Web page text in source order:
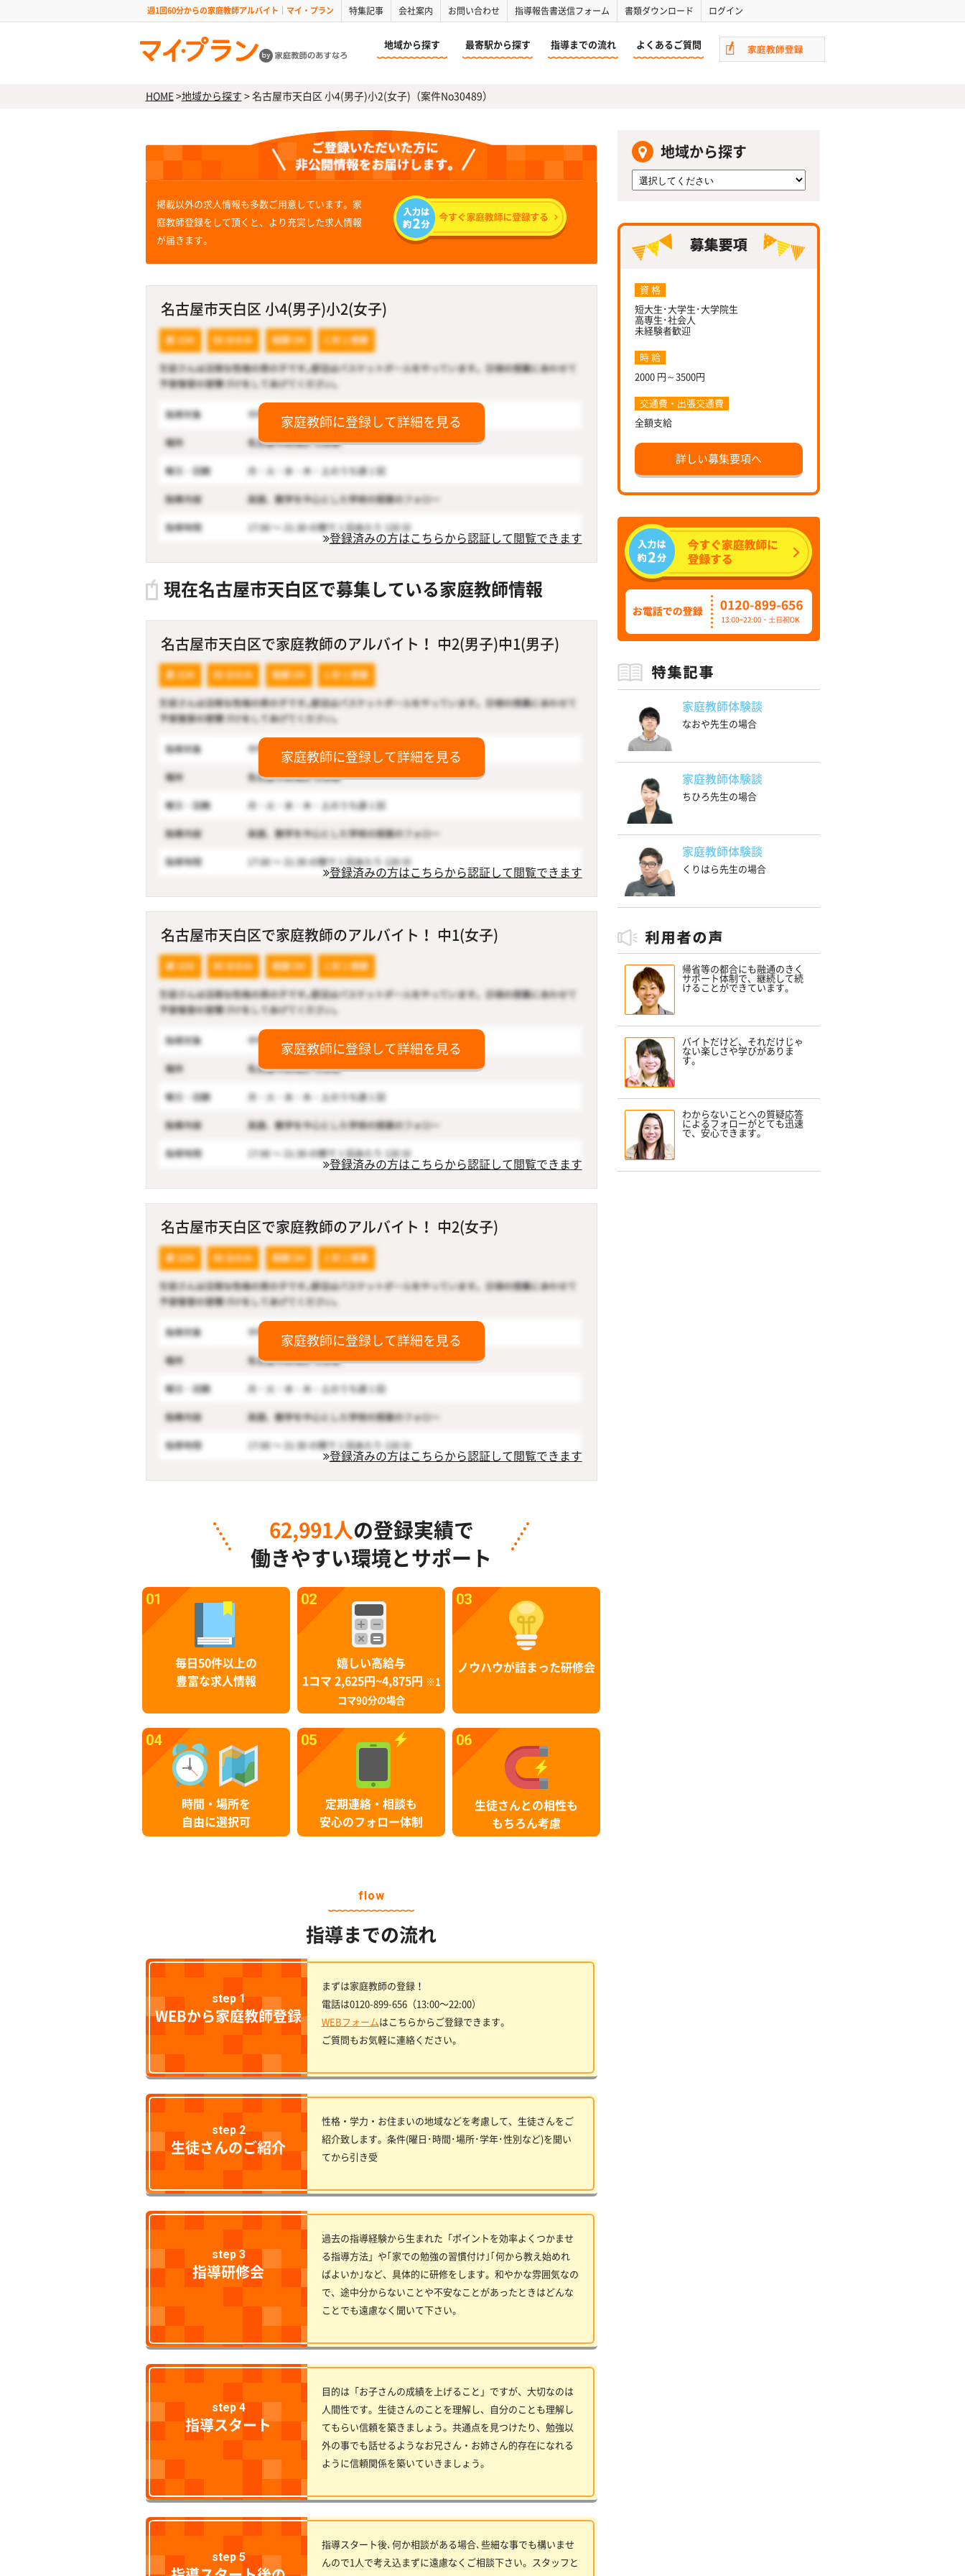
週1回60分からの家庭教師アルバイト｜マイ・プラン 特集記事 会社案内 お問い合わせ 指導報告書送信フォーム 書類ダウンロード ログイン
地域から探す 最寄駅から探す 指導までの流れ よくあるご質問
HOME>地域から探す >名古屋市天白区 小4(男子)小2(女子)（案件No30489）
掲載以外の求人情報も多数ご用意しています。家
庭教師登録をして頂くと、より充実した求人情報
が届きます。
名古屋市天白区 小4(男子)小2(女子)
家庭教師に登録して詳細を見る
登録済みの方はこちらから認証して閲覧できます
現在名古屋市天白区で募集している家庭教師情報
名古屋市天白区で家庭教師のアルバイト！ 中2(男子)中1(男子)
家庭教師に登録して詳細を見る
登録済みの方はこちらから認証して閲覧できます
名古屋市天白区で家庭教師のアルバイト！ 中1(女子)
家庭教師に登録して詳細を見る
登録済みの方はこちらから認証して閲覧できます
名古屋市天白区で家庭教師のアルバイト！ 中2(女子)
家庭教師に登録して詳細を見る
登録済みの方はこちらから認証して閲覧できます
62,991人 の登録実績で
働きやすい環境とサポート
01
毎日50件以上の
豊富な求人情報
02
嬉しい高給与
1コマ 2,625円~4,875円
※1
コマ90分の場合
03
ノウハウが詰まった研修会
04
時間・場所を
自由に選択可
05
定期連絡・相談も
安心のフォロー体制
06
生徒さんとの相性も
もちろん考慮
flow
指導までの流れ
step 1
WEBから家庭教師登録
まずは家庭教師の登録！
電話は0120-899-656（13:00〜22:00）
WEBフォームはこちらからご登録できます。
ご質問もお気軽に連絡ください。
step 2
生徒さんのご紹介
性格・学力・お住まいの地域などを考慮して、生徒さんをご
紹介致します。条件(曜日･時間･場所･学年･性別など)を聞い
てから引き受
step 3
指導研修会
過去の指導経験から生まれた「ポイントを効率よくつかませ
る指導方法」や｢家での勉強の習慣付け｣｢何から教え始めれ
ばよいか｣など、具体的に研修をします。和やかな雰囲気なの
で、途中分からないことや不安なことがあったときはどんな
ことでも遠慮なく聞いて下さい。
step 4
指導スタート
目的は「お子さんの成績を上げること」ですが、大切なのは
人間性です。生徒さんのことを理解し、自分のことも理解し
てもらい信頼を築きましょう。共通点を見つけたり、勉強以
外の事でも話せるようなお兄さん・お姉さん的存在になれる
ように信頼関係を築いていきましょう。
step 5
指導スタート後､何か相談がある場合､些細な事でも構いませ
んので1人で考え込まずに遠慮なくご相談下さい。スタッフと
地域から探す
資 格
短大生･大学生･大学院生
高専生･社会人
未経験者歓迎
時 給
2000 円～3500円
交通費・出張交通費
全額支給
詳しい募集要項へ
家庭教師体験談
なおや先生の場合
家庭教師体験談
ちひろ先生の場合
家庭教師体験談
くりはら先生の場合
帰省等の都合にも融通のきく
サポート体制で、継続して続
けることができています。
バイトだけど、それだけじゃ
ない楽しさや学びがありま
す。
わからないことへの質疑応答
によるフォローがとても迅速
で、安心できます。